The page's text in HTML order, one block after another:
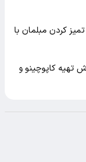
کردن مبلمان با
تهیه کاپوچینو و